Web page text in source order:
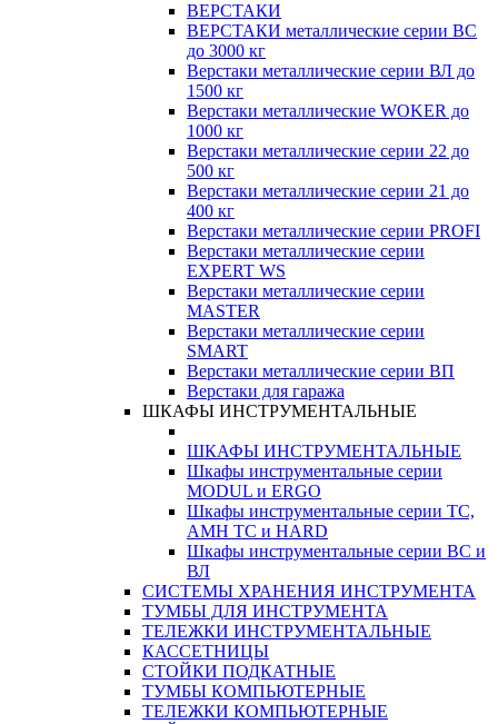
ВЕРСТАКИ
ВЕРСТАКИ металлические серии ВС
до 3000 кг
Верстаки металлические серии ВЛ до
1500 кг
Верстаки металлические WOKER до
1000 кг
Верстаки металлические серии 22 до
500 кг
Верстаки металлические серии 21 до
400 кг
Верстаки металлические серии PROFI
Верстаки металлические серии
EXPERT WS
Верстаки металлические серии
MASTER
Верстаки металлические серии
SMART
Верстаки металлические серии ВП
Верстаки для гаража
ШКАФЫ ИНСТРУМЕНТАЛЬНЫЕ
ШКАФЫ ИНСТРУМЕНТАЛЬНЫЕ
Шкафы инструментальные серии
MODUL и ERGO
Шкафы инструментальные серии ТС,
АМН ТС и HARD
Шкафы инструментальные серии ВС и
ВЛ
СИСТЕМЫ ХРАНЕНИЯ ИНСТРУМЕНТА
ТУМБЫ ДЛЯ ИНСТРУМЕНТА
ТЕЛЕЖКИ ИНСТРУМЕНТАЛЬНЫЕ
КАССЕТНИЦЫ
СТОЙКИ ПОДКАТНЫЕ
ТУМБЫ КОМПЬЮТЕРНЫЕ
ТЕЛЕЖКИ КОМПЬЮТЕРНЫЕ